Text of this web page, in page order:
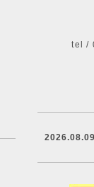
tel /